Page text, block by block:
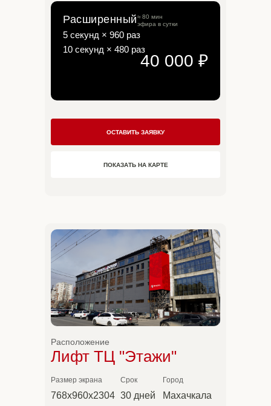
ПОКАЗАТЬ НА КАРТЕ
ОСТАВИТЬ ЗАЯВКУ
Расширенный≈ 80 мин
эфира в сутки
5 секунд × 960 раз
10 секунд × 480 раз
40 000 ₽
Расположение
Лифт ТЦ "Этажи"
Размер экрана
768х960х2304
Срок
30 дней
Город
МахачкалаБазовый